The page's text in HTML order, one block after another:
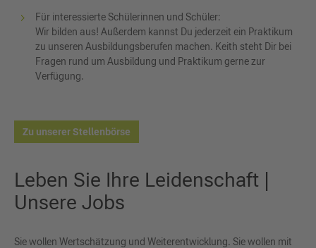
Für interessierte Schülerinnen und Schüler:
Wir bilden aus! Außerdem kannst Du jederzeit ein Praktikum
zu unseren Ausbildungsberufen machen. Keith steht Dir bei
Fragen rund um Ausbildung und Praktikum gerne zur
Verfügung.
Zu unserer Stellenbörse
Leben Sie Ihre Leidenschaft |
Unsere Jobs
Sie wollen Wertschätzung und Weiterentwicklung. Sie wollen mit